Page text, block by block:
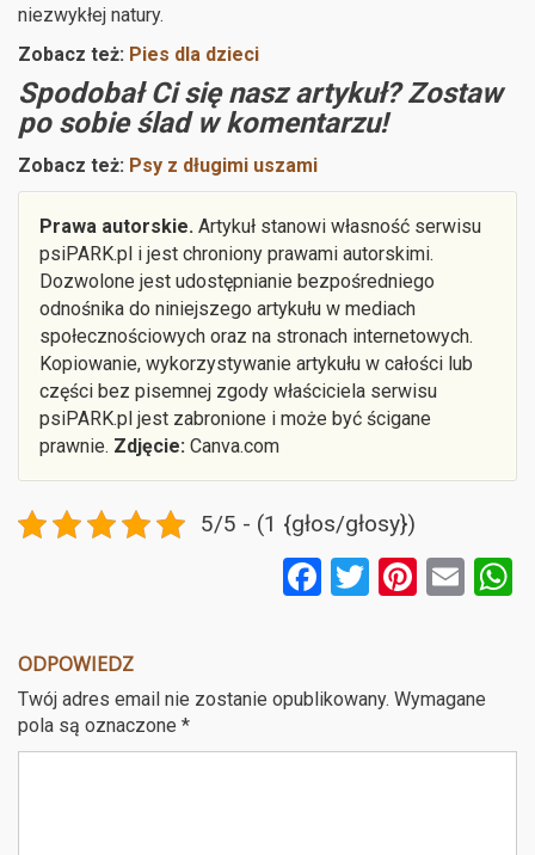
niezwykłej natury.
Zobacz też: Pies dla dzieci
Spodobał Ci się nasz artykuł? Zostaw
po sobie ślad w komentarzu!
Zobacz też: Psy z długimi uszami
Prawa autorskie. Artykuł stanowi własność serwisu
psiPARK.pl i jest chroniony prawami autorskimi.
Dozwolone jest udostępnianie bezpośredniego
odnośnika do niniejszego artykułu w mediach
społecznościowych oraz na stronach internetowych.
Kopiowanie, wykorzystywanie artykułu w całości lub
części bez pisemnej zgody właściciela serwisu
psiPARK.pl jest zabronione i może być ścigane
prawnie. Zdjęcie: Canva.com
5/5 - (1 {głos/głosy})
F
b
o
T
er
Pi
es
E
ODPOWIEDZ
Twój adres email nie zostanie opublikowany. Wymagane
pola są oznaczone *